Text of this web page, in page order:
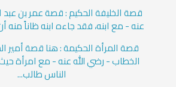
قصة الخليفة الحكيم : قصة عمر بن عبد
عنه - مع ابنه، فقد جاءه ابنه ظاناً منه
قصة المرأة الحكيمة : هنا قصة أمير
الخطاب - رضي الله عنه - مع امرأة
الناس طالب...